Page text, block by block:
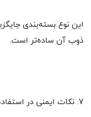
این نوع بسته‌بندی
ذوب آن ساده‌تر است.
7. نکات ایمنی در استفاده از جامبوبگ قیر